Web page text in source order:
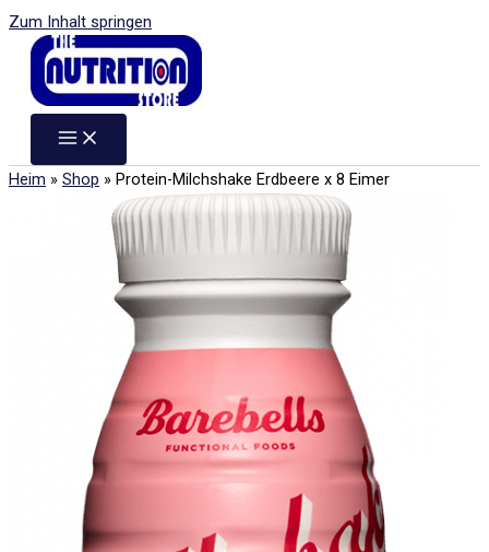
Zum Inhalt springen
Heim » Shop » Protein-Milchshake Erdbeere x 8 Eimer